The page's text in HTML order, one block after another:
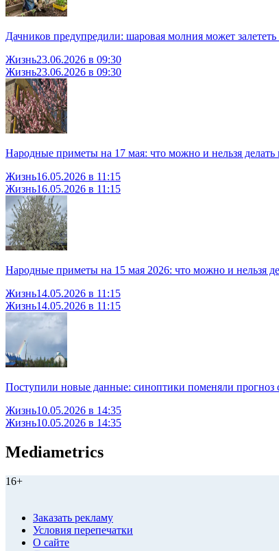
Дачников предупредили: шаровая молния может залететь
Жизнь23.06.2026 в 09:30
Жизнь23.06.2026 в 09:30
Народные приметы на 17 мая: что можно и нельзя
Жизнь16.05.2026 в 11:15
Жизнь16.05.2026 в 11:15
Народные приметы на 15 мая 2026: что можно и нельзя
Жизнь14.05.2026 в 11:15
Жизнь14.05.2026 в 11:15
Поступили новые данные: синоптики поменяли прогноз
Жизнь10.05.2026 в 14:35
Жизнь10.05.2026 в 14:35
Mediametrics
16+
Заказать рекламу
Условия перепечатки
О сайте